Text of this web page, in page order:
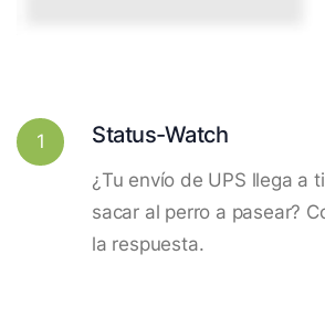
1 Status-Watch
¿Tu envío de UPS llega a
sacar al perro a pasear?
la respuesta.